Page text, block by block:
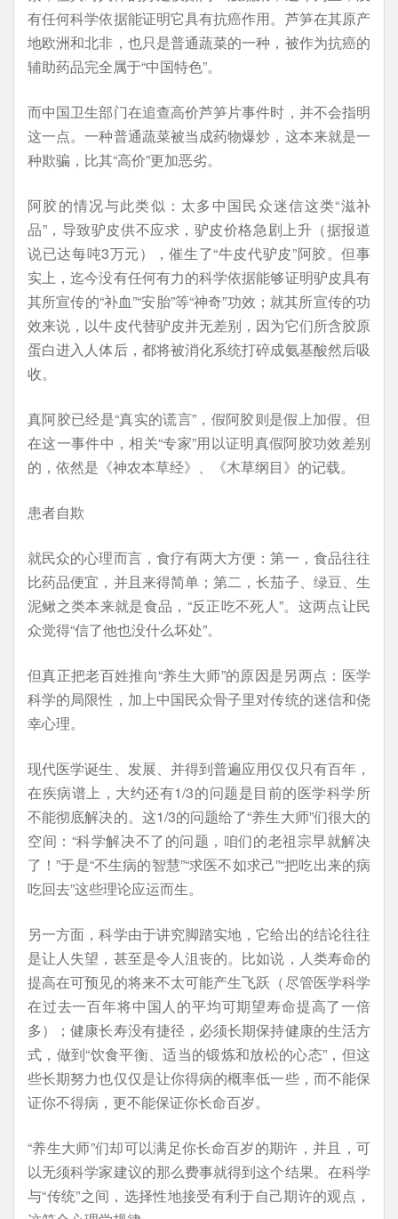
有任何科学依据能证明它具有抗癌作用。芦笋在其原产
地欧洲和北非，也只是普通蔬菜的一种，被作为抗癌的
辅助药品完全属于“中国特色”。
而中国卫生部门在追查高价芦笋片事件时，并不会指明
这一点。一种普通蔬菜被当成药物爆炒，这本来就是一
种欺骗，比其“高价”更加恶劣。
阿胶的情况与此类似：太多中国民众迷信这类“滋补
品”，导致驴皮供不应求，驴皮价格急剧上升（据报道
说已达每吨3万元），催生了“牛皮代驴皮”阿胶。但事
实上，迄今没有任何有力的科学依据能够证明驴皮具有
其所宣传的“补血”“安胎”等“神奇”功效；就其所宣传的功
效来说，以牛皮代替驴皮并无差别，因为它们所含胶原
蛋白进入人体后，都将被消化系统打碎成氨基酸然后吸
收。
真阿胶已经是“真实的谎言”，假阿胶则是假上加假。但
在这一事件中，相关“专家”用以证明真假阿胶功效差别
的，依然是《神农本草经》、《木草纲目》的记载。
患者自欺
就民众的心理而言，食疗有两大方便：第一，食品往往
比药品便宜，并且来得简单；第二，长茄子、绿豆、生
泥鳅之类本来就是食品，“反正吃不死人”。这两点让民
众觉得“信了他也没什么坏处”。
但真正把老百姓推向“养生大师”的原因是另两点：医学
科学的局限性，加上中国民众骨子里对传统的迷信和侥
幸心理。
现代医学诞生、发展、并得到普遍应用仅仅只有百年，
在疾病谱上，大约还有1/3的问题是目前的医学科学所
不能彻底解决的。这1/3的问题给了“养生大师”们很大的
空间：“科学解决不了的问题，咱们的老祖宗早就解决
了！”于是“不生病的智慧”“求医不如求己”“把吃出来的病
吃回去”这些理论应运而生。
另一方面，科学由于讲究脚踏实地，它给出的结论往往
是让人失望，甚至是令人沮丧的。比如说，人类寿命的
提高在可预见的将来不太可能产生飞跃（尽管医学科学
在过去一百年将中国人的平均可期望寿命提高了一倍
多）；健康长寿没有捷径，必须长期保持健康的生活方
式，做到“饮食平衡、适当的锻炼和放松的心态”，但这
些长期努力也仅仅是让你得病的概率低一些，而不能保
证你不得病，更不能保证你长命百岁。
“养生大师”们却可以满足你长命百岁的期许，并且，可
以无须科学家建议的那么费事就得到这个结果。在科学
与“传统”之间，选择性地接受有利于自己期许的观点，